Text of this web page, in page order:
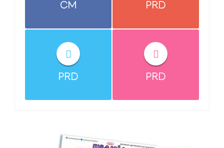
CM PRD
PRD PRD